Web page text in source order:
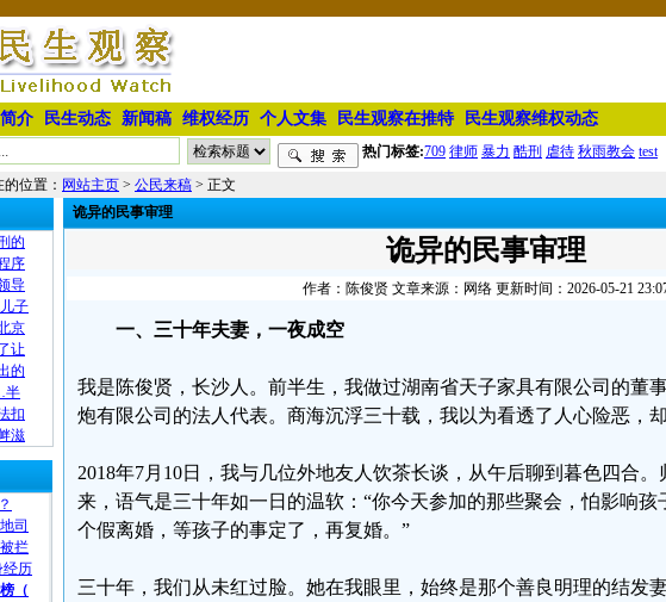
介 民生动态 新闻稿 维权经历 个人文集 民生观察在推特 民生观察维权动态
热门标签:709 律师 暴力 酷刑 虐待 秋雨教会 test
位置： 网站主页 > 公民来稿 > 正文
的
序
导
子
京
让
的
半
扣
滋
司
拦
经历
（
诡异的民事审理
诡异的民事审理
作者：陈俊贤 文章来源：网络 更新时间：2026-05-21
一、三十年夫妻，一夜成空
我是陈俊贤，长沙人。前半生，我做过湖南省天子家具有限公司的董
炮有限公司的法人代表。商海沉浮三十载，我以为看透了人心险恶，
2018年7月10日，我与几位外地友人饮茶长谈，从午后聊到暮色四合
来，语气是三十年如一日的温软：“你今天参加的那些聚会，怕影响
个假离婚，等孩子的事定了，再复婚。”
三十年，我们从未红过脸。她在我眼里，始终是那个善良明理的结发